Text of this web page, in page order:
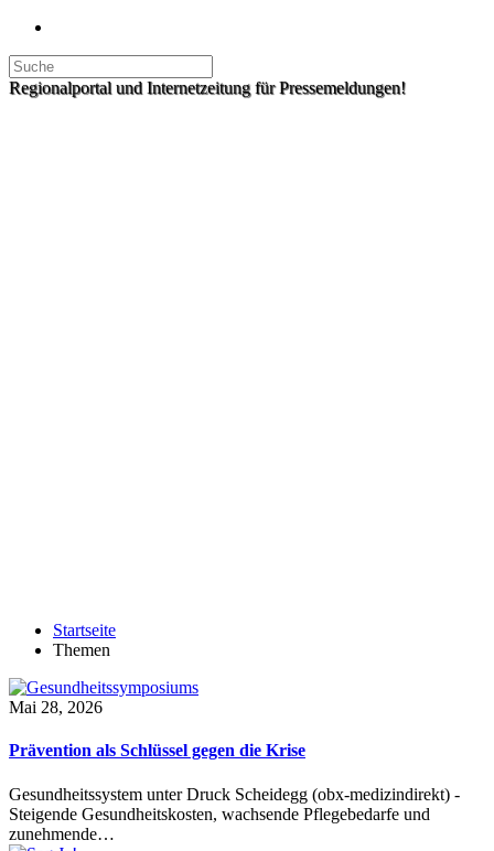
Regionalportal und Internetzeitung für Pressemeldungen!
Startseite
Themen
Mai 28, 2026
Prävention als Schlüssel gegen die Krise
Gesundheitssystem unter Druck Scheidegg (obx-medizindirekt) -
Steigende Gesundheitskosten, wachsende Pflegebedarfe und
zunehmende…